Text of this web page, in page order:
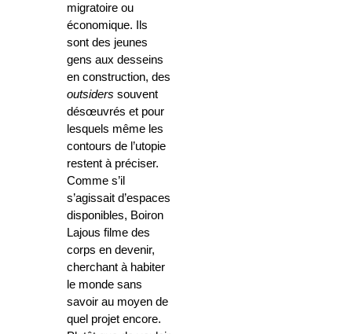
migratoire ou
économique. Ils
sont des jeunes
gens aux desseins
en construction, des
outsiders souvent
désœuvrés et pour
lesquels même les
contours de l’utopie
restent à préciser.
Comme s’il
s’agissait d’espaces
disponibles, Boiron
Lajous filme des
corps en devenir,
cherchant à habiter
le monde sans
savoir au moyen de
quel projet encore.